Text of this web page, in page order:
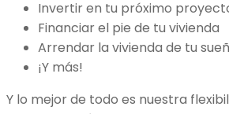
Invertir en tu próximo
Financiar el pie de tu vivienda
Arrendar la vivienda de tu
¡Y más!
Y lo mejor de todo es nuestra